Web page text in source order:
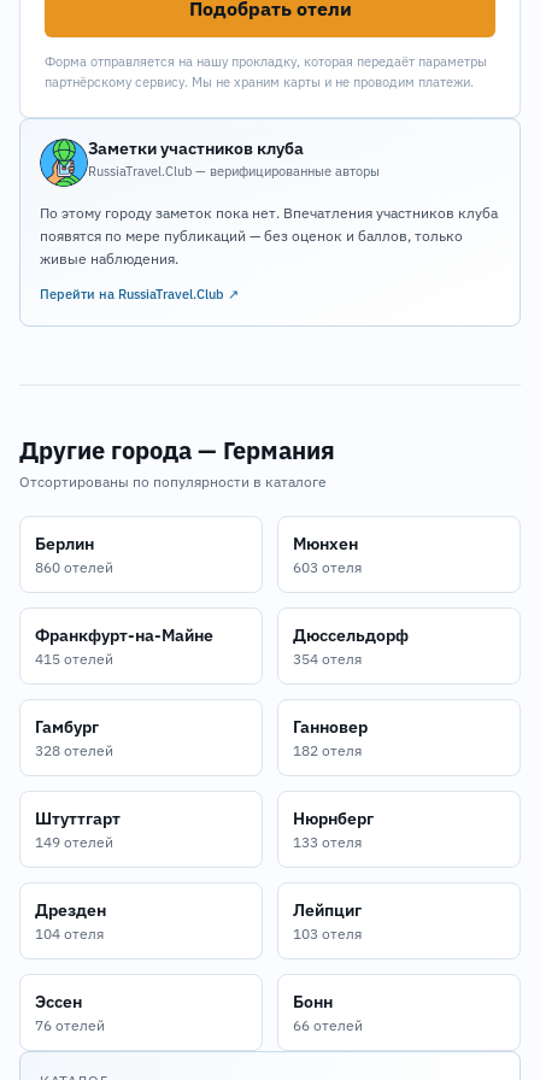
Подобрать отели
Форма отправляется на нашу прокладку, которая передаёт параметры
партнёрскому сервису. Мы не храним карты и не проводим платежи.
Заметки участников клуба
RussiaTravel.Club — верифицированные авторы
По этому городу заметок пока нет. Впечатления участников клуба
появятся по мере публикаций — без оценок и баллов, только
живые наблюдения.
Перейти на RussiaTravel.Club ↗
Другие города — Германия
Отсортированы по популярности в каталоге
Берлин
860 отелей
Мюнхен
603 отеля
Франкфурт-на-Майне
415 отелей
Дюссельдорф
354 отеля
Гамбург
328 отелей
Ганновер
182 отеля
Штуттгарт
149 отелей
Нюрнберг
133 отеля
Дрезден
104 отеля
Лейпциг
103 отеля
Эссен
76 отелей
Бонн
66 отелей